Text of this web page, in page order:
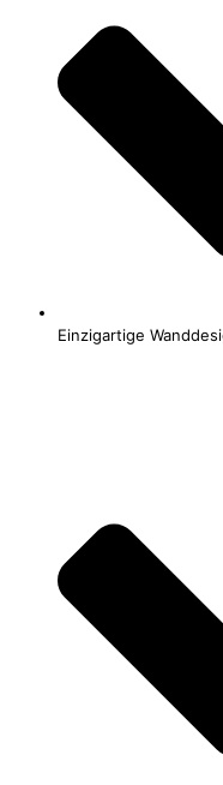
Einzigartige